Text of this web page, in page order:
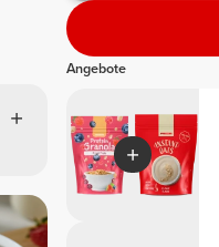
Angebote